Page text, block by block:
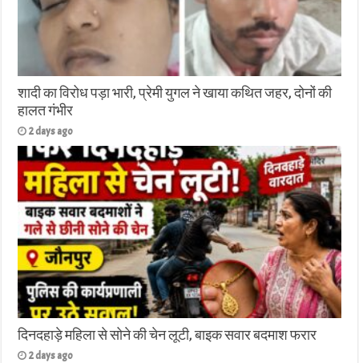
शादी का विरोध पड़ा भारी, प्रेमी युगल ने खाया कथित जहर, दोनों की
हालत गंभीर
2 days ago
दिनदहाड़े महिला से सोने की चेन लूटी, बाइक सवार बदमाश फरार
2 days ago